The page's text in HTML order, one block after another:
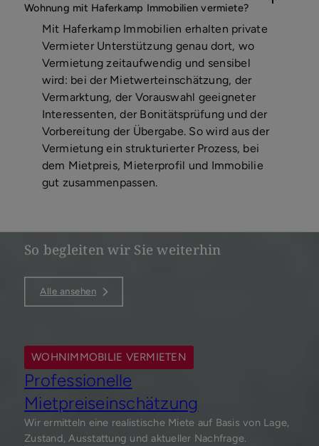
Wohnung mit Haferkamp Immobilien vermiete?
Mit Haferkamp Immobilien erhalten private
Vermieter Unterstützung genau dort, wo
Vermietung zeitaufwendig und sensibel
wird: bei der Mietwerteinschätzung, der
Vermarktung, der Vorauswahl geeigneter
Interessenten, der Bonitätsprüfung und der
Vorbereitung der Übergabe. So wird aus der
Vermietung ein strukturierter Prozess, bei
dem Mietpreis, Mieterprofil und Immobilie
gut zusammenpassen.
So begleiten wir Sie weiterhin
Alle ansehen
WOHNIMMOBILIE VERMIETEN
Professionelle
Mietpreiseinschätzung
Wir ermitteln eine realistische Miete auf Basis von Lage,
Zustand, Ausstattung und aktueller Nachfrage.